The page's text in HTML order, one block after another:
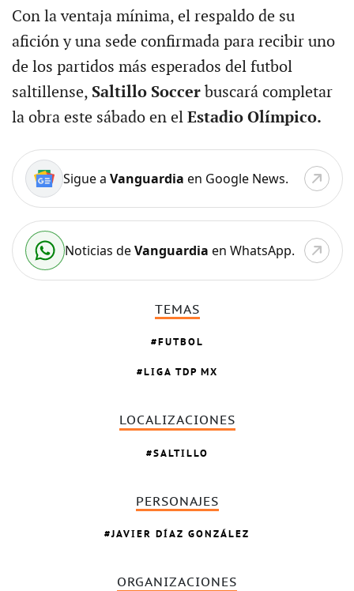
Con la ventaja mínima, el respaldo de su
afición y una sede confirmada para recibir uno
de los partidos más esperados del futbol
saltillense, Saltillo Soccer buscará completar
la obra este sábado en el Estadio Olímpico.
Sigue a Vanguardia en Google News.
Noticias deVanguardia en WhatsApp.
TEMAS
FUTBOL
LIGA TDP MX
LOCALIZACIONES
SALTILLO
PERSONAJES
JAVIER DÍAZ GONZÁLEZ
ORGANIZACIONES